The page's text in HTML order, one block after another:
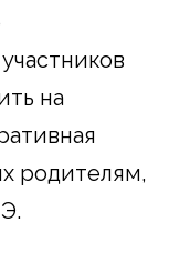
на
родителям,